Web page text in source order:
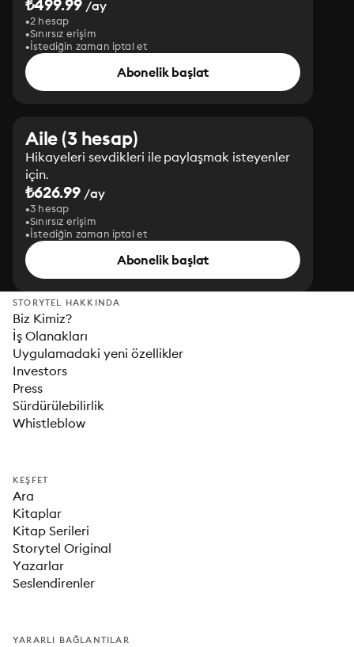
₺499.99 /ay
2 hesap
Sınırsız erişim
İstediğin zaman iptal et
Abonelik başlat
Aile (3 hesap)
Hikayeleri sevdikleri ile paylaşmak isteyenler
için.
₺626.99 /ay
3 hesap
Sınırsız erişim
İstediğin zaman iptal et
Abonelik başlat
STORYTEL HAKKINDA
Biz Kimiz?
İş Olanakları
Uygulamadaki yeni özellikler
Investors
Press
Sürdürülebilirlik
Whistleblow
KEŞFET
Ara
Kitaplar
Kitap Serileri
Storytel Original
Yazarlar
Seslendirenler
YARARLI BAĞLANTILAR